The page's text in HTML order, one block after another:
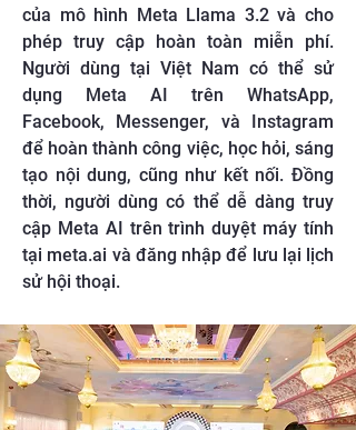
của mô hình Meta Llama 3.2 và cho
phép truy cập hoàn toàn miễn phí.
Người dùng tại Việt Nam có thể sử
dụng Meta AI trên WhatsApp,
Facebook, Messenger, và Instagram
để hoàn thành công việc, học hỏi, sáng
tạo nội dung, cũng như kết nối. Đồng
thời, người dùng có thể dễ dàng truy
cập Meta AI trên trình duyệt máy tính
tại meta.ai và đăng nhập để lưu lại lịch
sử hội thoại.